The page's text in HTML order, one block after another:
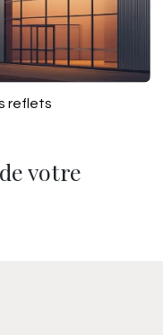
votre
reflets